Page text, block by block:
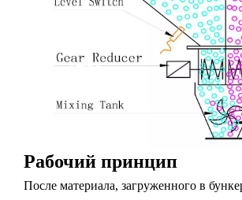
Рабочий принцип
После материала, загруженного в